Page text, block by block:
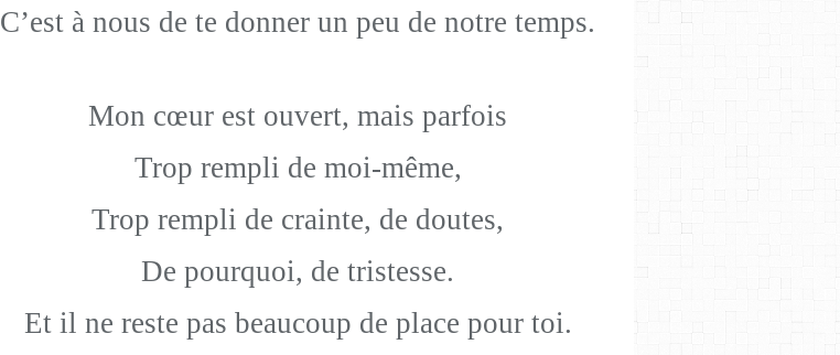
C’est à nous de te donner un peu de notre temps.
Mon cœur est ouvert, mais parfois
Trop rempli de moi-même,
Trop rempli de crainte, de doutes,
De pourquoi, de tristesse.
Et il ne reste pas beaucoup de place pour toi.